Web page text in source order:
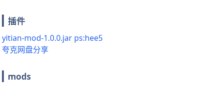
插件
yitian-mod-1.0.0.jar ps:hee5
夸克网盘分享
mods